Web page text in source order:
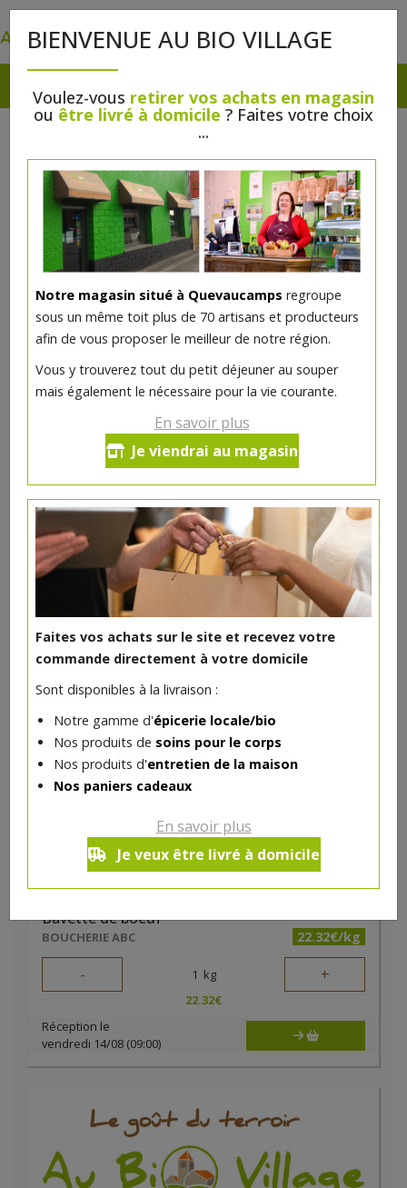
BIENVENUE AU BIO VILLAGE
Voulez-vous retirer vos achats en magasin
ou être livré à domicile ? Faites votre choix
...
Notre magasin situé à Quevaucamps regroupe
sous un même toit plus de 70 artisans et producteurs
afin de vous proposer le meilleur de notre région.
Vous y trouverez tout du petit déjeuner au souper
mais également le nécessaire pour la vie courante.
En savoir plus
Je viendrai au magasin
Faites vos achats sur le site et recevez votre
commande directement à votre domicile
Sont disponibles à la livraison :
Notre gamme d'épicerie locale/bio
Nos produits de soins pour le corps
Nos produits d'entretien de la maison
Nos paniers cadeaux
En savoir plus
Je veux être livré à domicile
Carbonnade de boeuf
- 0.5 kg +
7.93€
Réception le
vendredi 14/08 (09:00)
DANS LA MÊME CATÉGORIE ...
Bavette de boeuf
BOUCHERIE ABC 22.32€/kg
- 1 kg +
22.32€
Réception le
vendredi 14/08 (09:00)